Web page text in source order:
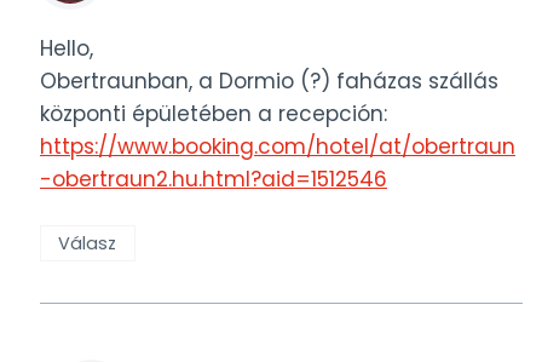
Hello,
Obertraunban, a Dormio (?) faházas szállás
központi épületében a recepción:
https://www.booking.com/hotel/at/obertraun
-obertraun2.hu.html?aid=1512546
Válasz